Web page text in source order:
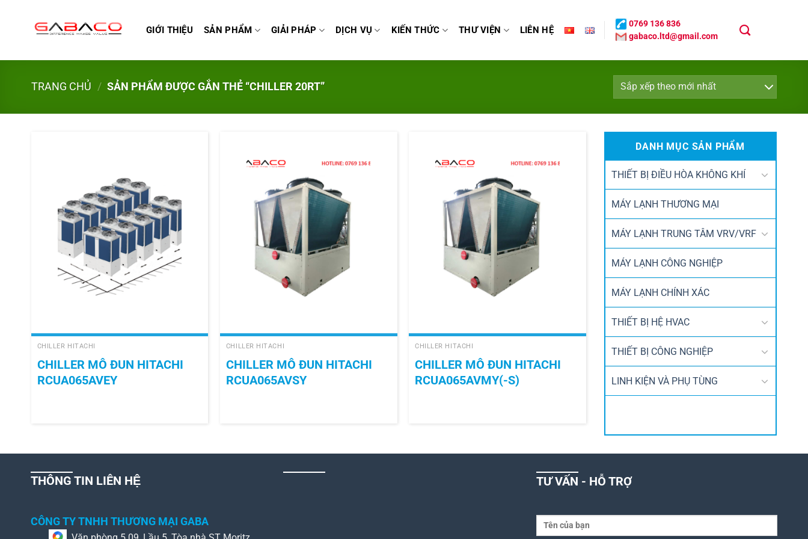
GIỚI THIỆU SẢN PHẨM GIẢI PHÁP DỊCH VỤ KIẾN THỨC THƯ VIỆN LIÊN HỆ
gabaco.ltd@gmail.com
0769 136 836
TRANG CHỦ / SẢN PHẨM ĐƯỢC GẮN THẺ “CHILLER 20RT”
CHILLER HITACHI
CHILLER MÔ ĐUN HITACHI
RCUA065AVEY
CHILLER HITACHI
CHILLER MÔ ĐUN HITACHI
RCUA065AVSY
CHILLER HITACHI
CHILLER MÔ ĐUN HITACHI
RCUA065AVMY(-S)
DANH MỤC SẢN PHẨM
THIẾT BỊ ĐIỀU HÒA KHÔNG KHÍ
MÁY LẠNH THƯƠNG MẠI
MÁY LẠNH TRUNG TÂM VRV/VRF
MÁY LẠNH CÔNG NGHIỆP
MÁY LẠNH CHÍNH XÁC
THIẾT BỊ HỆ HVAC
THIẾT BỊ CÔNG NGHIỆP
LINH KIỆN VÀ PHỤ TÙNG
THÔNG TIN LIÊN HỆ
CÔNG TY TNHH THƯƠNG MẠI GABA
TƯ VẤN - HỖ TRỢ